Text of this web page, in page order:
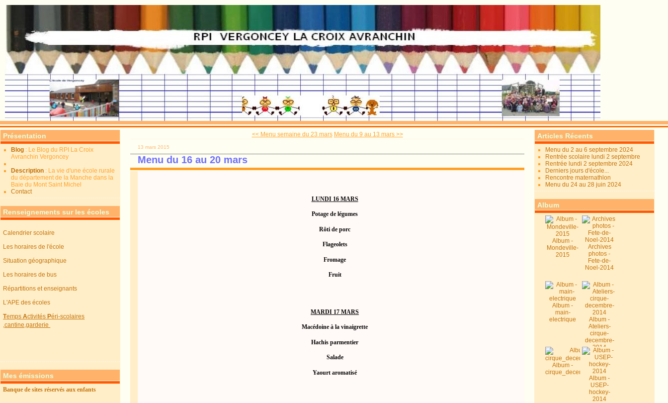
Présentation
Blog : Le Blog du RPI La Croix
Avranchin Vergoncey
Description : La vie d'une école rurale
du département de la Manche dans la
Baie du Mont Saint Michel
Contact
Renseignements sur les écoles
Calendrier scolaire
Les horaires de l'école
Situation géographique
Les horaires de bus
Répartitions et enseignants
L'APE des écoles
Temps Activités Péri-scolaires
,cantine,garderie
Mes émissions
Banque de sites réservés aux enfants
<< Menu semaine du 23 mars Menu du 9 au 13 mars >>
13 mars 2015
Menu du 16 au 20 mars
LUNDI 16 MARS
Potage de légumes
Rôti de porc
Flageolets
Fromage
Fruit
MARDI 17 MARS
Macédoine à la vinaigrette
Hachis parmentier
Salade
Yaourt aromatisé
Articles Récents
Menu du 2 au 6 septembre 2024
Rentrée scolaire lundi 2 septembre
Rentrée lundi 2 septembre 2024
Derniers jours d'école...
Rencontre maternathlon
Menu du 24 au 28 juin 2024
Album
Album -
Mondeville-
2015
Archives
photos -
Fete-de-
Noel-2014
Album -
main-
electrique
Album -
Ateliers-
cirque-
decembre-
2014
Album -
cirque_decembre2014
Album -
USEP-
hockey-
2014